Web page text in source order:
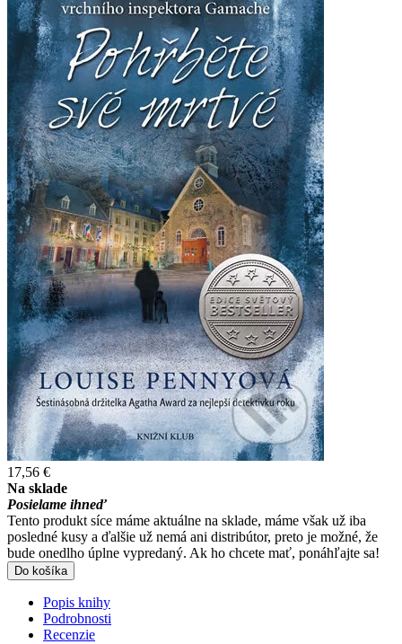
17,56 €
Na sklade
Posielame ihneď
Tento produkt síce máme aktuálne na sklade, máme však už iba
posledné kusy a ďalšie už nemá ani distribútor, preto je možné, že
bude onedlho úplne vypredaný. Ak ho chcete mať, ponáhľajte sa!
Do košíka
Popis knihy
Podrobnosti
Recenzie